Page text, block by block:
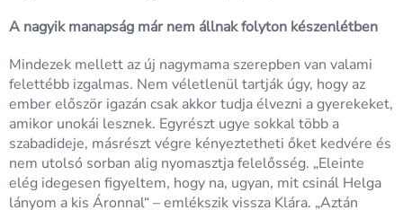
A nagyik manapság már nem állnak folyton készenlétben
Mindezek mellett az új nagymama szerepben van valami
felettébb izgalmas. Nem véletlenül tartják úgy, hogy az
ember először igazán csak akkor tudja élvezni a gyerekeket,
amikor unokái lesznek. Egyrészt ugye sokkal több a
szabadideje, másrészt végre kényeztetheti őket kedvére és
nem utolsó sorban alig nyomasztja felelősség. „Eleinte
elég idegesen figyeltem, hogy na, ugyan, mit csinál Helga
lányom a kis Áronnal“ – emlékszik vissza Klára. „Aztán